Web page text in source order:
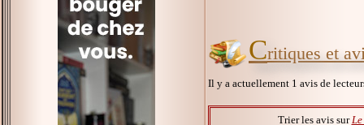
Critiques et
Il y a actuellement 1 avis de
Trier les avis sur